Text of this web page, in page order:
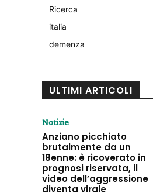
Ricerca
italia
demenza
ULTIMI ARTICOLI
Notizie
Anziano picchiato
brutalmente da un
18enne: è ricoverato in
prognosi riservata, il
video dell’aggressione
diventa virale